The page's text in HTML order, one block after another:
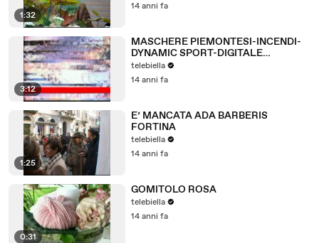
1:32
14 anni fa
3:12
MASCHERE PIEMONTESI-INCENDI-
DYNAMIC SPORT-DIGITALE
TERRESTRE
telebiella
14 anni fa
1:25
E’ MANCATA ADA BARBERIS
FORTINA
telebiella
14 anni fa
0:31
GOMITOLO ROSA
telebiella
14 anni fa